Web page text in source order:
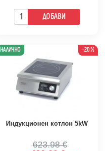
ДОБАВИ
-20 %
НАЛИЧНО
Индукционен котлон 5kW
623.98 €